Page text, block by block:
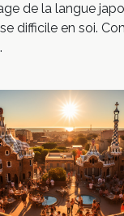
de la langue
difficile en soi.